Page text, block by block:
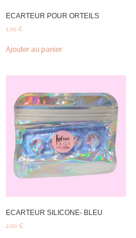
ECARTEUR POUR ORTEILS
1,00 €
Ajouter au panier
ECARTEUR SILICONE- BLEU
2,00 €